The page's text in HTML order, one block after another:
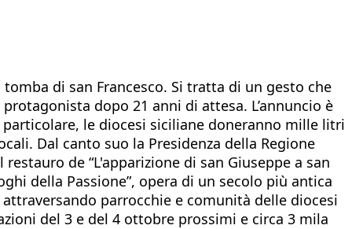
di san Francesco. Si tratta di un gesto che
dopo 21 anni di attesa. L’annuncio è
particolare, le diocesi siciliane doneranno mille litri
Dal canto suo la Presidenza della Regione
de “L'apparizione di san Giuseppe a san
della Passione”, opera di un secolo più antica
parrocchie e comunità delle diocesi
del 3 e del 4 ottobre prossimi e circa 3 mila